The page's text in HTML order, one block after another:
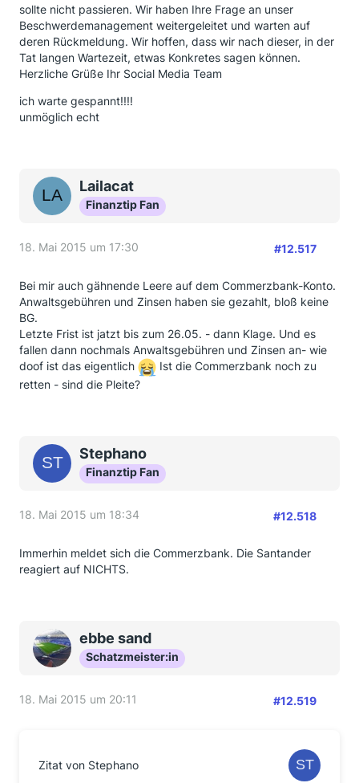
sollte nicht passieren. Wir haben Ihre Frage an unser
Beschwerdemanagement weitergeleitet und warten auf
deren Rückmeldung. Wir hoffen, dass wir nach dieser, in der
Tat langen Wartezeit, etwas Konkretes sagen können.
Herzliche Grüße Ihr Social Media Team
ich warte gespannt!!!!
unmöglich echt
Lailacat
Finanztip Fan
18. Mai 2015 um 17:30 #12.517
Bei mir auch gähnende Leere auf dem Commerzbank-Konto.
Anwaltsgebühren und Zinsen haben sie gezahlt, bloß keine
BG.
Letzte Frist ist jatzt bis zum 26.05. - dann Klage. Und es
fallen dann nochmals Anwaltsgebühren und Zinsen an- wie
doof ist das eigentlich
Ist die Commerzbank noch zu
retten - sind die Pleite?
Stephano
Finanztip Fan
18. Mai 2015 um 18:34 #12.518
Immerhin meldet sich die Commerzbank. Die Santander
reagiert auf NICHTS.
ebbe sand
Schatzmeister:in
18. Mai 2015 um 20:11 #12.519
Zitat von Stephano